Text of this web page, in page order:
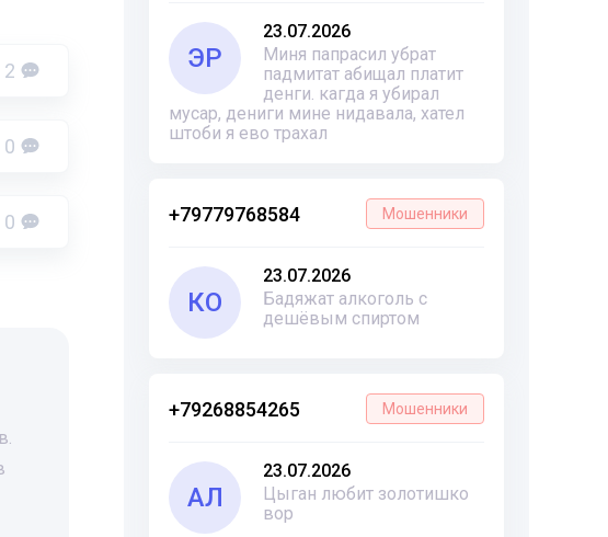
ЭР
23.07.2026
Миня папрасил убрат
падмитат абищал платит
денги. кагда я убирал
мусар, дениги мине нидавала, хател
штоби я ево трахал
+79779768584 Мошенники
КО
23.07.2026
Бадяжат алкоголь с
дешёвым спиртом
+79268854265 Мошенники
АЛ
23.07.2026
Цыган любит золотишко
вор
2
0
0